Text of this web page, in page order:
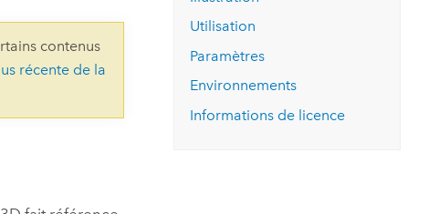
essai gratuit.
Explorer ce cours
et
de
Lire le récit
contenus
récente de la
Utilisation
Paramètres
Environnements
Informations de licence